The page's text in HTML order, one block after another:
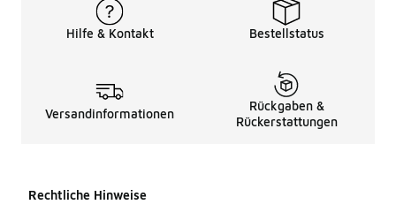
Hilfe & Kontakt Bestellstatus
Versandinformationen
Rückgaben &
Rückerstattungen
Rechtliche Hinweise